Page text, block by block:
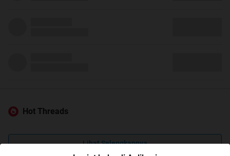
Hot Threads
Lihat Selengkapnya